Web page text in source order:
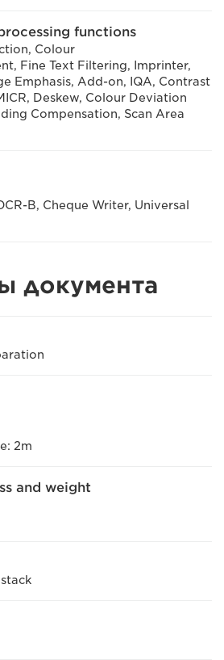
functions
Colour
Fine Text Filtering, Imprinter,
Emphasis, Add-on, IQA, Contrast
Deskew, Colour Deviation
Compensation, Scan Area
B, Cheque Writer, Universal
документа
2m
and weight